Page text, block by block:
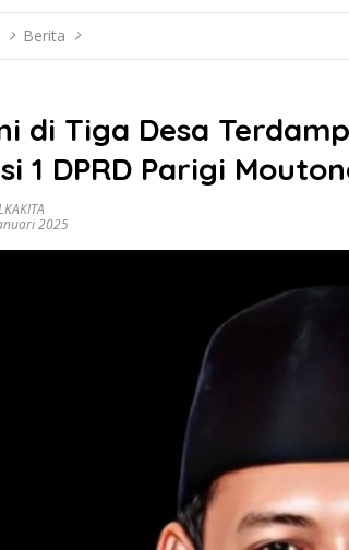
Berita
di Tiga Desa
1 DPRD Parigi
2025